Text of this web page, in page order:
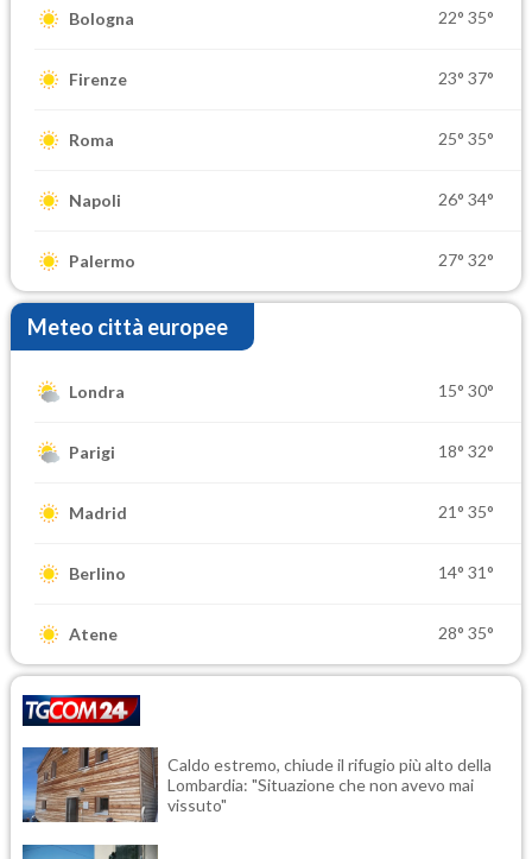
Bologna 22° 35°
Firenze 23° 37°
Roma 25° 35°
Napoli 26° 34°
Palermo 27° 32°
Meteo città europee
Londra 15° 30°
Parigi 18° 32°
Madrid 21° 35°
Berlino 14° 31°
Atene 28° 35°
Caldo estremo, chiude il rifugio più alto della
Lombardia: "Situazione che non avevo mai
vissuto"